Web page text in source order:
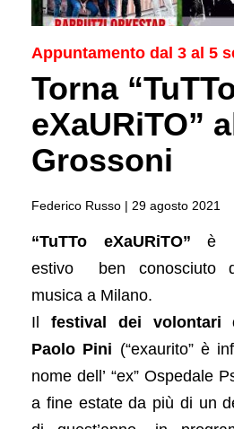
Appuntamento dal 3 al 5
Torna
eXaURiTO”
Grossoni
Federico Russo | 29 agosto 2021
“TuTTo eXaURiTO” è
estivo ben conosciuto
musica a Milano.
Il festival dei volontari
Paolo Pini (“exaurito” è
nome dell’ “ex” Ospedale
a fine estate da più di un